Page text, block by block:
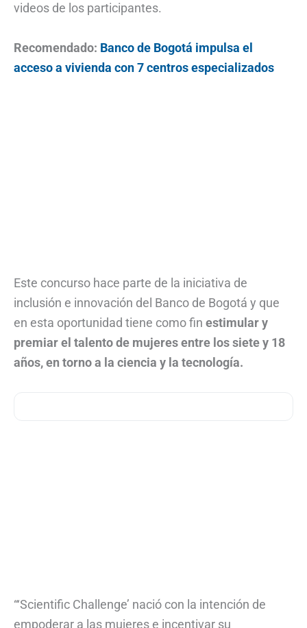
videos de los participantes.
Recomendado: Banco de Bogotá impulsa el
acceso a vivienda con 7 centros especializados
Este concurso hace parte de la iniciativa de
inclusión e innovación del Banco de Bogotá y que
en esta oportunidad tiene como fin estimular y
premiar el talento de mujeres entre los siete y 18
años, en torno a la ciencia y la tecnología.
“‘Scientific Challenge’ nació con la intención de
empoderar a las mujeres e incentivar su